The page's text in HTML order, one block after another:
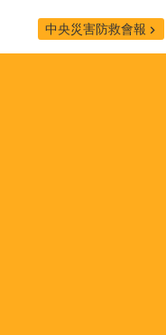
中央災害防救會報